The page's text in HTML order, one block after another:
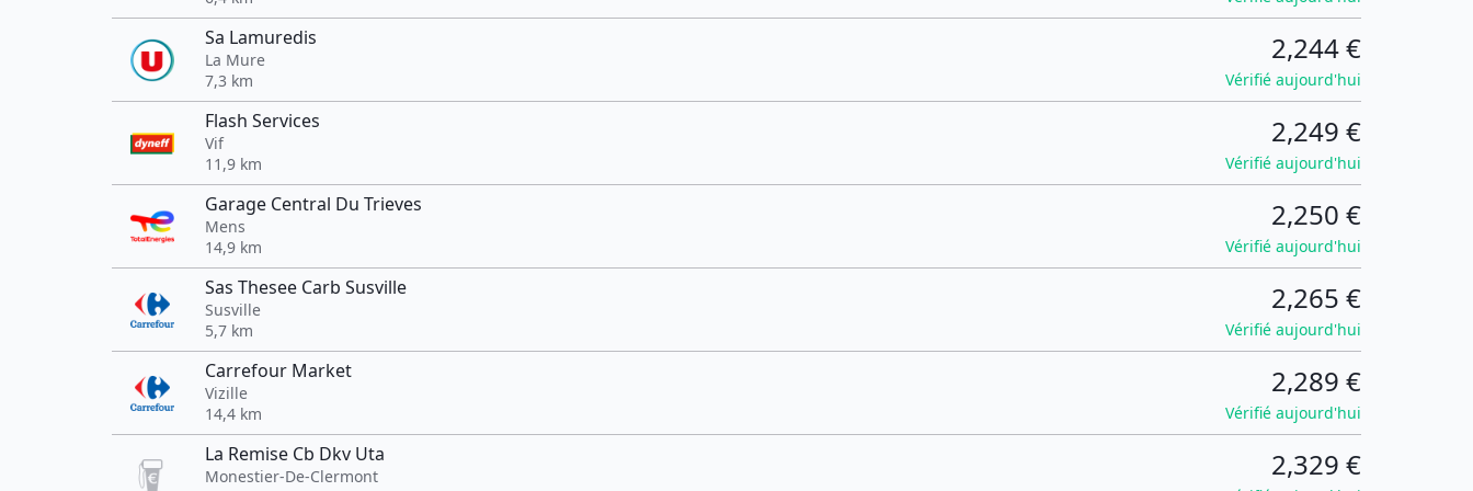
Sa Lamuredis
La Mure
7,3 km
2,244 €
Vérifié aujourd'hui
Flash Services
Vif
11,9 km
2,249 €
Vérifié aujourd'hui
Garage Central Du Trieves
Mens
14,9 km
2,250 €
Vérifié aujourd'hui
Sas Thesee Carb Susville
Susville
5,7 km
2,265 €
Vérifié aujourd'hui
Carrefour Market
Vizille
14,4 km
2,289 €
Vérifié aujourd'hui
La Remise Cb Dkv Uta
Monestier-De-Clermont
2,329 €